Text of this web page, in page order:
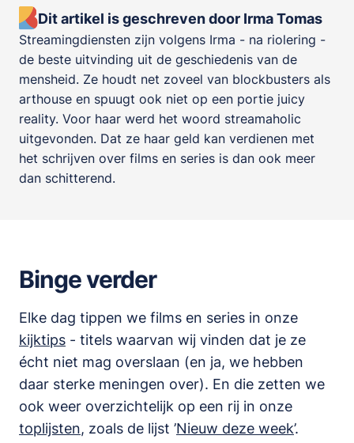
Dit artikel is geschreven door Irma Tomas
Streamingdiensten zijn volgens Irma - na riolering -
de beste uitvinding uit de geschiedenis van de
mensheid. Ze houdt net zoveel van blockbusters als
arthouse en spuugt ook niet op een portie juicy
reality. Voor haar werd het woord streamaholic
uitgevonden. Dat ze haar geld kan verdienen met
het schrijven over films en series is dan ook meer
dan schitterend.
Binge verder
Elke dag tippen we films en series in onze
kijktips - titels waarvan wij vinden dat je ze
écht niet mag overslaan (en ja, we hebben
daar sterke meningen over). En die zetten we
ook weer overzichtelijk op een rij in onze
toplijsten, zoals de lijst ’Nieuw deze week’.